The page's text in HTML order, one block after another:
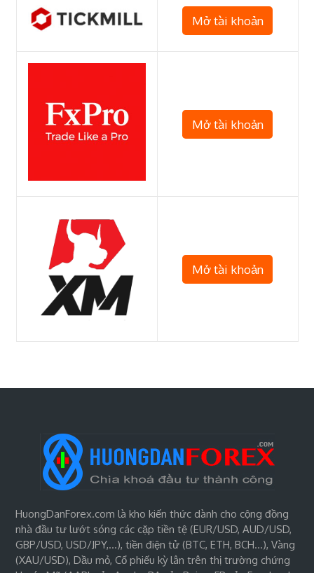
Mở tài khoản
Mở tài khoản
Mở tài khoản
HuongDanForex.com là kho kiến thức dành cho cộng đồng
nhà đầu tư lướt sóng các cặp tiền tệ (EUR/USD, AUD/USD,
GBP/USD, USD/JPY,…), tiền điện tử (BTC, ETH, BCH…), Vàng
(XAU/USD), Dầu mỏ, Cổ phiếu kỳ lân trên thị trường chứng